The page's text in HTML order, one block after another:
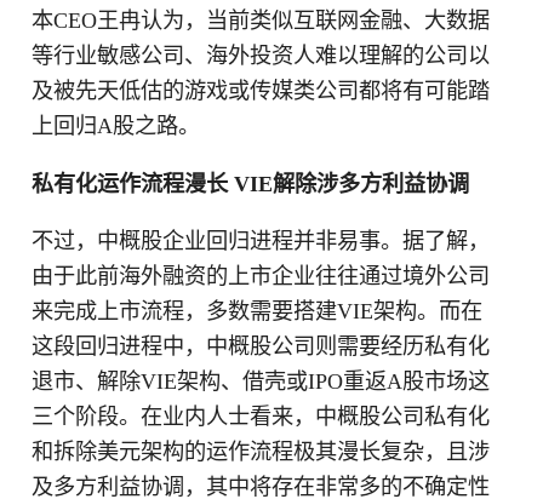
本CEO王冉认为，当前类似互联网金融、大数据
等行业敏感公司、海外投资人难以理解的公司以
及被先天低估的游戏或传媒类公司都将有可能踏
上回归A股之路。
私有化运作流程漫长 VIE解除涉多方利益协调
不过，中概股企业回归进程并非易事。据了解，
由于此前海外融资的上市企业往往通过境外公司
来完成上市流程，多数需要搭建VIE架构。而在
这段回归进程中，中概股公司则需要经历私有化
退市、解除VIE架构、借壳或IPO重返A股市场这
三个阶段。在业内人士看来，中概股公司私有化
和拆除美元架构的运作流程极其漫长复杂，且涉
及多方利益协调，其中将存在非常多的不确定性